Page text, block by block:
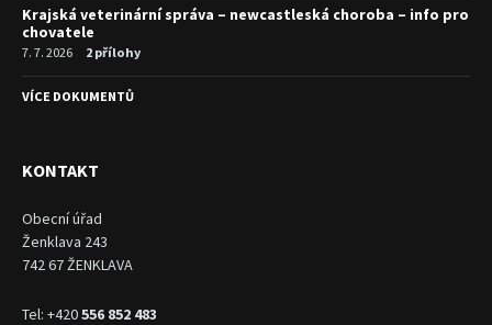
Krajská veterinární správa – newcastleská choroba – info pro
chovatele
7. 7. 2026 2 přílohy
VÍCE DOKUMENTŮ
KONTAKT
Obecní úřad
Ženklava 243
742 67 ŽENKLAVA
Tel: +420556 852 483